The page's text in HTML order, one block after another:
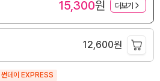
15,300원 더보기
12,600원
썬데이 EXPRESS